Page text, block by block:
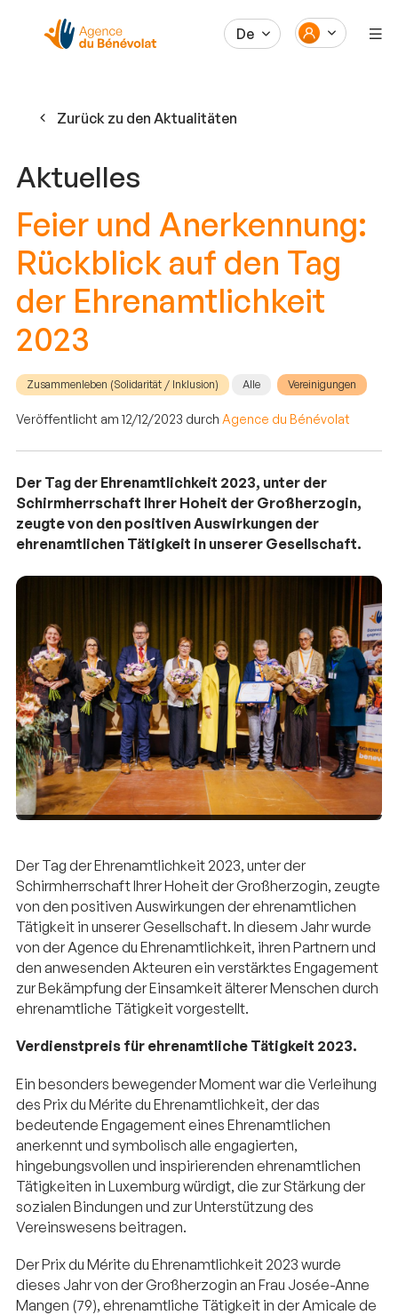
De
Zurück zu den Aktualitäten
Aktuelles
Feier und Anerkennung:
Rückblick auf den Tag
der Ehrenamtlichkeit
2023
Zusammenleben (Solidarität / Inklusion) Alle Vereinigungen
Veröffentlicht am 12/12/2023 durch Agence du Bénévolat
Der Tag der Ehrenamtlichkeit 2023, unter der
Schirmherrschaft Ihrer Hoheit der Großherzogin,
zeugte von den positiven Auswirkungen der
ehrenamtlichen Tätigkeit in unserer Gesellschaft.
Der Tag der Ehrenamtlichkeit 2023, unter der
Schirmherrschaft Ihrer Hoheit der Großherzogin, zeugte
von den positiven Auswirkungen der ehrenamtlichen
Tätigkeit in unserer Gesellschaft. In diesem Jahr wurde
von der Agence du Ehrenamtlichkeit, ihren Partnern und
den anwesenden Akteuren ein verstärktes Engagement
zur Bekämpfung der Einsamkeit älterer Menschen durch
ehrenamtliche Tätigkeit vorgestellt.
Verdienstpreis für ehrenamtliche Tätigkeit 2023.
Ein besonders bewegender Moment war die Verleihung
des Prix du Mérite du Ehrenamtlichkeit, der das
bedeutende Engagement eines Ehrenamtlichen
anerkennt und symbolisch alle engagierten,
hingebungsvollen und inspirierenden ehrenamtlichen
Tätigkeiten in Luxemburg würdigt, die zur Stärkung der
sozialen Bindungen und zur Unterstützung des
Vereinswesens beitragen.
Der Prix du Mérite du Ehrenamtlichkeit 2023 wurde
dieses Jahr von der Großherzogin an Frau Josée-Anne
Mangen (79), ehrenamtliche Tätigkeit in der Amicale de